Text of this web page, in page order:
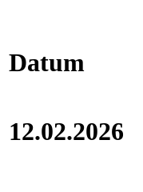
Datum
12.02.2026